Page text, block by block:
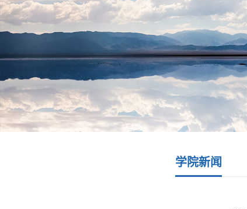
学院新闻